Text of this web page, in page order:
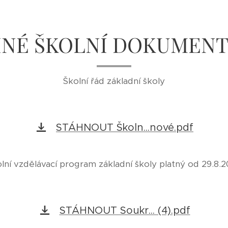
ŠKOLNÍ
Školní řád základní školy
STÁHNOUT Školn...nové.pdf
vzdělávací program základní školy platný od
STÁHNOUT Soukr... (4).pdf